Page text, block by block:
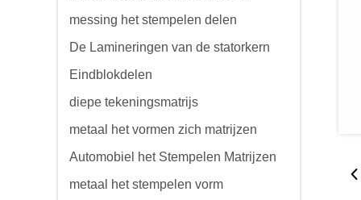
messing het stempelen delen
De Lamineringen van de statorkern
Eindblokdelen
diepe tekeningsmatrijs
metaal het vormen zich matrijzen
Automobiel het Stempelen Matrijzen
metaal het stempelen vorm